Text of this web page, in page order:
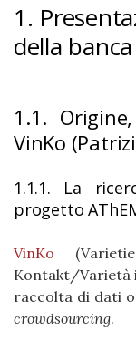
1.
della
1.1.
VinKo
1.1.1. La
progetto
VinKo
Kontakt/Varietà
raccolta di dati
crowdsourcing.